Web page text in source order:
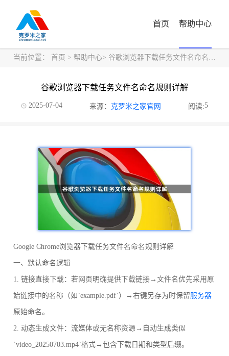
首页 帮助中心
当前位置： 首页 > 帮助中心> 谷歌浏览器下载任务文件名命名规则详解
谷歌浏览器下载任务文件名命名规则详解
2025-07-04 来源： 克罗米之家官网 阅读:5
Google Chrome浏览器下载任务文件名命名规则详解
一、默认命名逻辑
1. 链接直接下载：若网页明确提供下载链接→文件名优先采用原
始链接中的名称（如`example.pdf`）→右键另存为时保留服务器
原始命名。
2. 动态生成文件：流媒体或无名称资源→自动生成类似
`video_20250703.mp4`格式→包含下载日期和类型后缀。